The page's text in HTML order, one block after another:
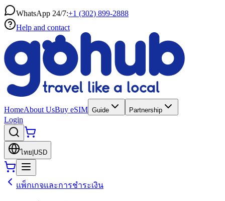
WhatsApp 24/7:+1 (302) 899-2888
Help and contact
HomeAbout UsBuy eSIM Guide Partnership
Login
ไทย USD
แพ็กเกจและการชำระเงิน